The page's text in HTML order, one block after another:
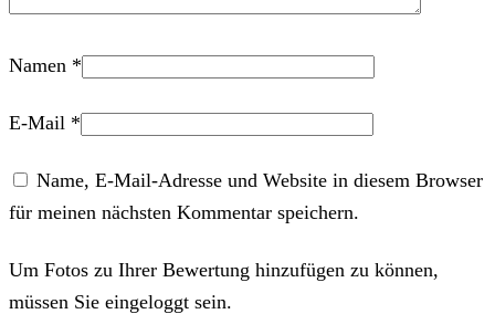
Namen *
E-Mail *
Name, E-Mail-Adresse und Website in diesem Browser
für meinen nächsten Kommentar speichern.
Um Fotos zu Ihrer Bewertung hinzufügen zu können,
müssen Sie eingeloggt sein.